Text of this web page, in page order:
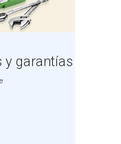
y garantías